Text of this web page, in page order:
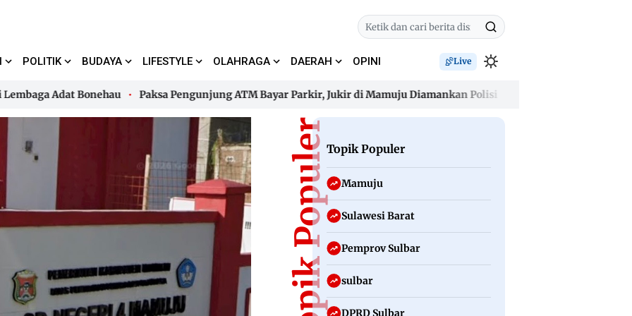
POLITIK BUDAYA LIFESTYLE OLAHRAGA DAERAH OPINI Live
Adat Bonehau Paksa Pengunjung ATM Bayar Parkir, Jukir di Mamuju Diamankan Polisi Gelombang Panas Awal
Adat Bonehau Paksa Pengunjung ATM Bayar Parkir, Jukir di Mamuju Diamankan Polisi
Topik PopulerTopik Populer
Mamuju
Sulawesi Barat
Pemprov Sulbar
sulbar
DPRD Sulbar